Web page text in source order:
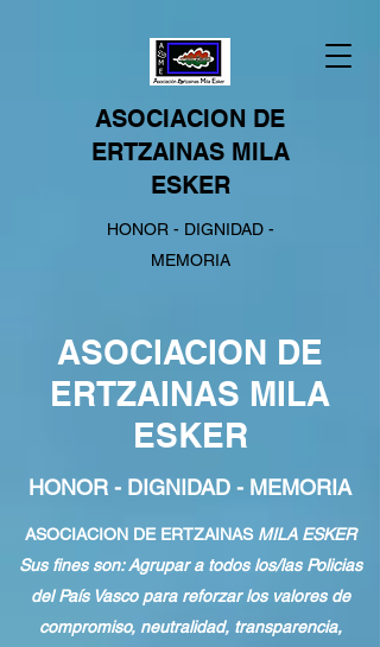
ASOCIACION DE
ERTZAINAS MILA
ESKER
HONOR - DIGNIDAD -
MEMORIA
ASOCIACION DE
ERTZAINAS MILA
ESKER
HONOR - DIGNIDAD - MEMORIA
ASOCIACION DE ERTZAINASMILA ESKER
Sus fines son: Agrupar a todos los/las Policias
del País Vasco para reforzar los valores de
compromiso, neutralidad, transparencia,